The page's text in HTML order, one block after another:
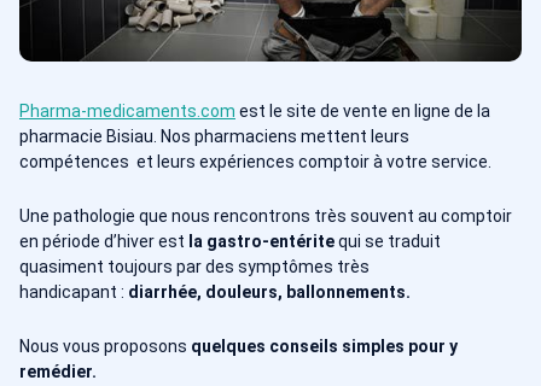
Pharma-medicaments.com est le site de vente en ligne de la
pharmacie Bisiau. Nos pharmaciens mettent leurs
compétences et leurs expériences comptoir à votre service.
Une pathologie que nous rencontrons très souvent au comptoir
en période d’hiver est la gastro-entéritequi se traduit
quasiment toujours par des symptômes très
handicapant : diarrhée, douleurs, ballonnements.
Nous vous proposons quelques conseils simples pour y
remédier.